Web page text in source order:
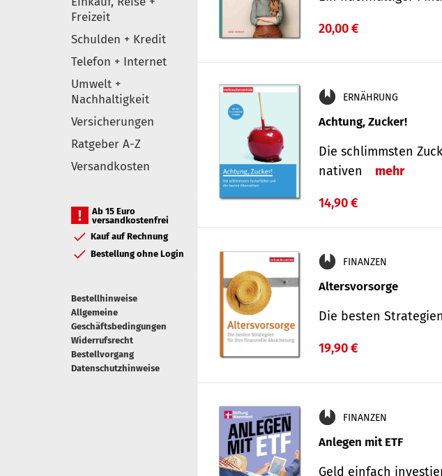
Freizeit
Schulden + Kredit
Telefon + Internet
Umwelt +
Nachhaltigkeit
Versicherungen
Ratgeber A-Z
Versandkosten
Ab 15 Euro
versandkostenfrei
Kauf auf Rechnung
Bestellung ohne Login
Bestellhinweise
Allgemeine
Geschäftsbedingungen
Widerrufsrecht
Bestellvorgang
Datenschutzhinweise
20,00 €
ERNÄHRUNG
Achtung, Zucker!
Die schlimmsten
nativen
mehr
14,90 €
FINANZEN
Altersvorsorge
Die besten
19,90 €
FINANZEN
Anlegen mit ETF
Geld einfach